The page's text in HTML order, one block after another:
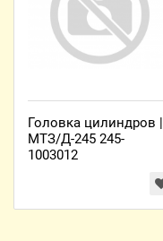
Головка цилиндров |
МТЗ/Д-245 245-
1003012